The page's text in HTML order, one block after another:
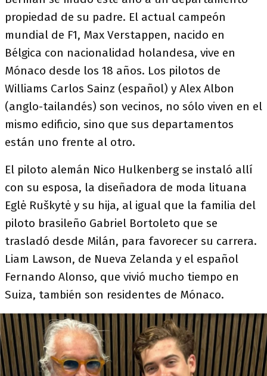
propiedad de su padre. El actual campeón
mundial de F1, Max Verstappen, nacido en
Bélgica con nacionalidad holandesa, vive en
Mónaco desde los 18 años. Los pilotos de
Williams Carlos Sainz (español) y Alex Albon
(anglo-tailandés) son vecinos, no sólo viven en el
mismo edificio, sino que sus departamentos
están uno frente al otro.
El piloto alemán Nico Hulkenberg se instaló allí
con su esposa, la diseñadora de moda lituana
Eglė Ruškytė y su hija, al igual que la familia del
piloto brasileño Gabriel Bortoleto que se
trasladó desde Milán, para favorecer su carrera.
Liam Lawson, de Nueva Zelanda y el español
Fernando Alonso, que vivió mucho tiempo en
Suiza, también son residentes de Mónaco.